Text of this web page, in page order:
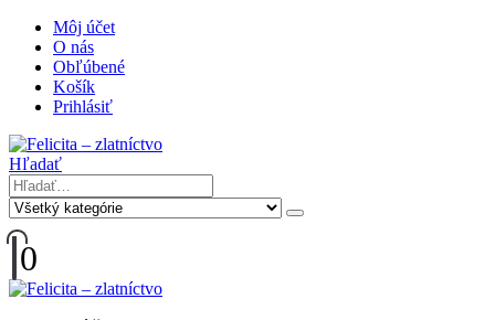
Môj účet
O nás
Obľúbené
Košík
Prihlásiť
Hľadať
0